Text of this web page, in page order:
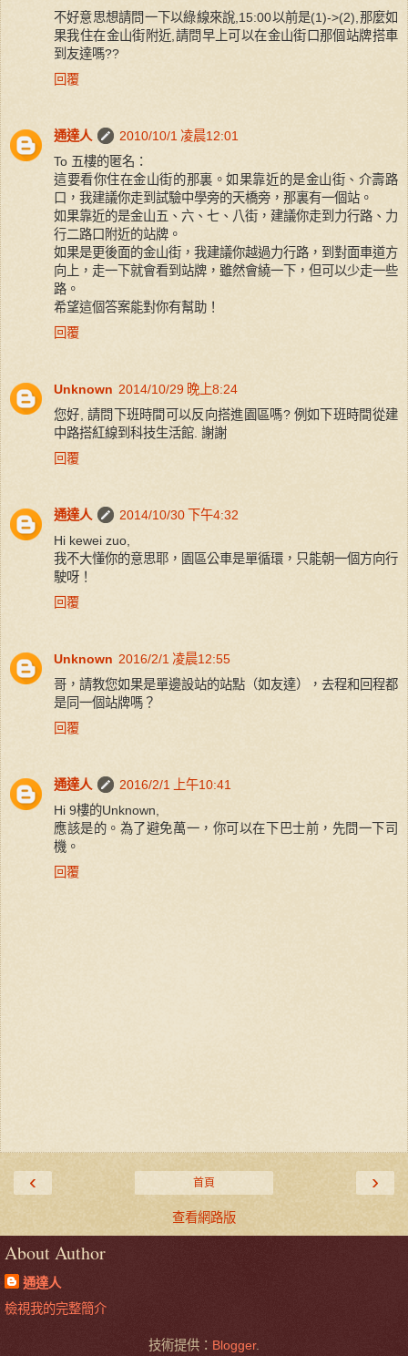
不好意思想請問一下以綠線來說,15:00以前是(1)->(2),那麼如
果我住在金山街附近,請問早上可以在金山街口那個站牌搭車
到友達嗎??
回覆
通達人
2010/10/1 凌晨12:01
To 五樓的匿名：
這要看你住在金山街的那裏。如果靠近的是金山街、介壽路
口，我建議你走到試驗中學旁的天橋旁，那裏有一個站。
如果靠近的是金山五、六、七、八街，建議你走到力行路、力
行二路口附近的站牌。
如果是更後面的金山街，我建議你越過力行路，到對面車道方
向上，走一下就會看到站牌，雖然會繞一下，但可以少走一些
路。
希望這個答案能對你有幫助！
回覆
Unknown 2014/10/29 晚上8:24
您好, 請問下班時間可以反向搭進園區嗎? 例如下班時間從建
中路搭紅線到科技生活館. 謝謝
回覆
通達人
2014/10/30 下午4:32
Hi kewei zuo,
我不大懂你的意思耶，園區公車是單循環，只能朝一個方向行
駛呀！
回覆
Unknown 2016/2/1 凌晨12:55
哥，請教您如果是單邊設站的站點（如友達），去程和回程都
是同一個站牌嗎？
回覆
通達人
2016/2/1 上午10:41
Hi 9樓的Unknown,
應該是的。為了避免萬一，你可以在下巴士前，先問一下司
機。
回覆
‹ ›
首頁
查看網路版
About Author
通達人
檢視我的完整簡介
技術提供： Blogger.